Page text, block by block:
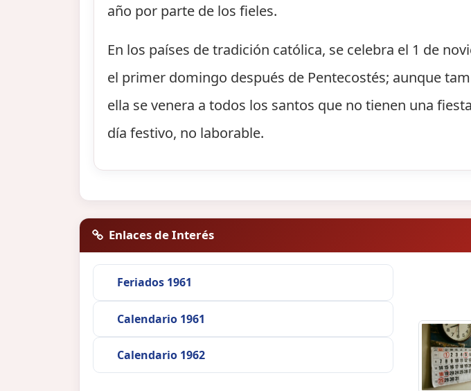
año por parte de los fieles.
En los países de tradición católica, se celebra el 1 de
el primer domingo después de Pentecostés; aunque
ella se venera a todos los santos que no tienen una
día festivo, no laborable.
Enlaces de Interés
Feriados 1961
Calendario 1961
Calendario 1962